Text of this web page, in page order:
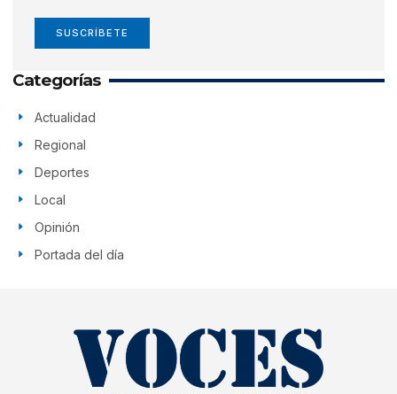
SUSCRÍBETE
Categorías
Actualidad
Regional
Deportes
Local
Opinión
Portada del día